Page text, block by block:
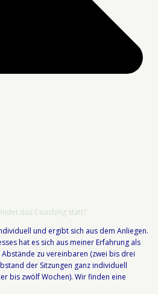
das Coaching statt?
und ergibt sich aus dem Anliegen.
hat es sich aus meiner Erfahrung als
zu vereinbaren (zwei bis drei
der Sitzungen ganz individuell
bis zwölf Wochen). Wir finden eine